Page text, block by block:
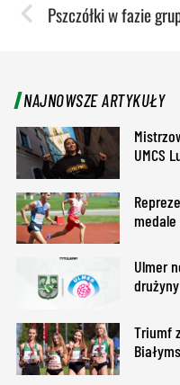
NAJNOWSZE ARTYKUŁY
UMCS
Ulmer
Triumf